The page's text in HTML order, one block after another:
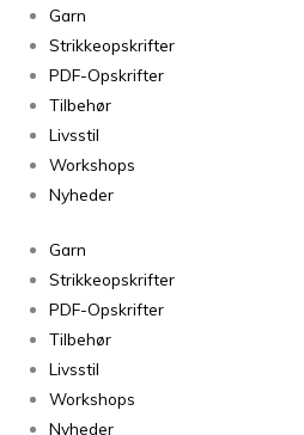
Garn
Strikkeopskrifter
PDF-Opskrifter
Tilbehør
Livsstil
Workshops
Nyheder
Garn
Strikkeopskrifter
PDF-Opskrifter
Tilbehør
Livsstil
Workshops
Nyheder
Tante
Grøn
CPH
Plante-
håndfarvet
Bøllefrø
antal